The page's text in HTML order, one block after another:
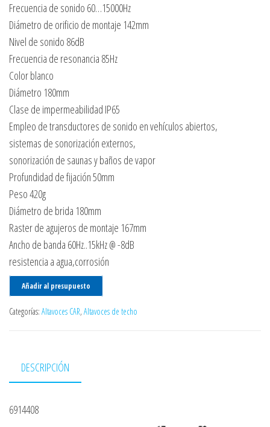
Frecuencia de sonido 60…15000Hz
Diámetro de orificio de montaje 142mm
Nivel de sonido 86dB
Frecuencia de resonancia 85Hz
Color blanco
Diámetro 180mm
Clase de impermeabilidad IP65
Empleo de transductores de sonido en vehículos abiertos,
sistemas de sonorización externos,
sonorización de saunas y baños de vapor
Profundidad de fijación 50mm
Peso 420g
Diámetro de brida 180mm
Raster de agujeros de montaje 167mm
Ancho de banda 60Hz..15kHz @ -8dB
resistencia a agua,corrosión
Añadir al presupuesto
Categorías: Altavoces CAR, Altavoces de techo
DESCRIPCIÓN
6914408